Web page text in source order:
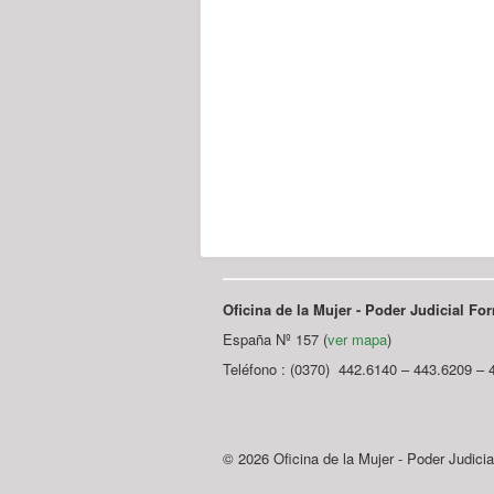
Oficina de la Mujer - Poder Judicial
España Nº 157 (ver mapa)
Teléfono : (0370) 442.6140 – 443.6209 –
© 2026 Oficina de la Mujer - Poder